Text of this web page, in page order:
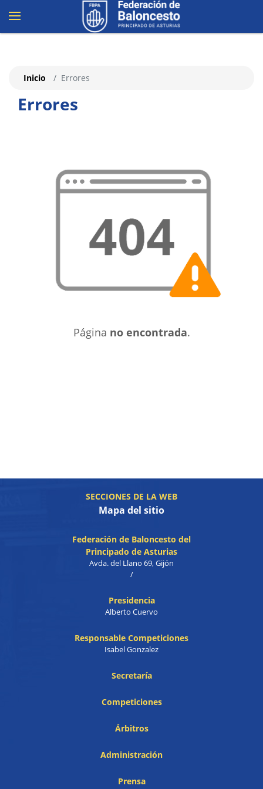
Errores
Inicio Errores
Página no encontrada.
SECCIONES DE LA WEB
Mapa del sitio
Federación de Baloncesto del
Principado de Asturias
Avda. del Llano 69, Gijón
/
Presidencia
Alberto Cuervo
Responsable Competiciones
Isabel Gonzalez
Secretaría
Competiciones
Árbitros
Administración
Prensa